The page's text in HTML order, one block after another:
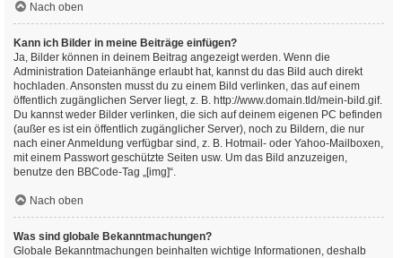
Nach oben
Kann ich Bilder in meine Beiträge einfügen?
Ja, Bilder können in deinem Beitrag angezeigt werden. Wenn die
Administration Dateianhänge erlaubt hat, kannst du das Bild auch direkt
hochladen. Ansonsten musst du zu einem Bild verlinken, das auf einem
öffentlich zugänglichen Server liegt, z. B. http://www.domain.tld/mein-bild.gif.
Du kannst weder Bilder verlinken, die sich auf deinem eigenen PC befinden
(außer es ist ein öffentlich zugänglicher Server), noch zu Bildern, die nur
nach einer Anmeldung verfügbar sind, z. B. Hotmail- oder Yahoo-Mailboxen,
mit einem Passwort geschützte Seiten usw. Um das Bild anzuzeigen,
benutze den BBCode-Tag „[img]“.
Nach oben
Was sind globale Bekanntmachungen?
Globale Bekanntmachungen beinhalten wichtige Informationen, deshalb